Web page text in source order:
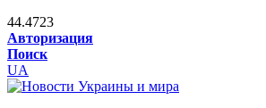
44.4723
Авторизация
Поиск
UA